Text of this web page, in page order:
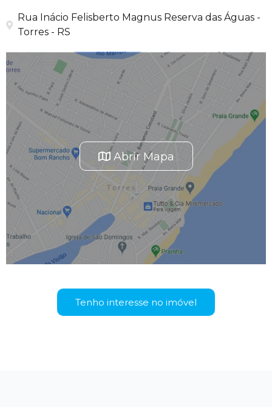
Rua Inácio Felisberto Magnus Reserva das Águas -
Torres - RS
Abrir Mapa
Tenho interesse no imóvel